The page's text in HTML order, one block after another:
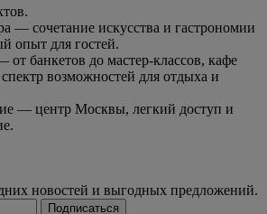
— сочетание искусства и гастрономии
опыт для гостей.
от банкетов до мастер-классов, кафе
возможностей для отдыха и
— центр Москвы, легкий доступ и
новостей и выгодных предложений.
Подписаться